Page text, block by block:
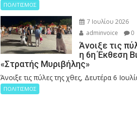
ΠΟΛΙΤΙΣΜΟΣ
7 Ιουλίου 2026
adminvoice
0
Άνοιξε τις
η 6η Έκθεση
«Στρατής Μυριβήλης»
Άνοιξε τις πύλες της χθες, Δευτέρα 6
ΠΟΛΙΤΙΣΜΟΣ